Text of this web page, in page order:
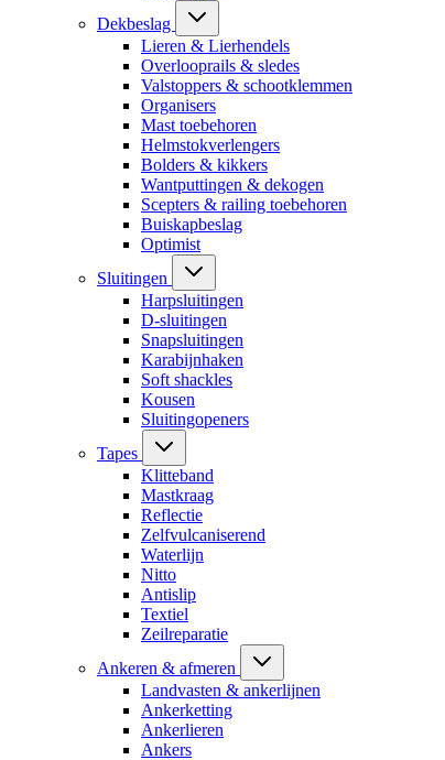
Dekbeslag
Lieren & Lierhendels
Overlooprails & sledes
Valstoppers & schootklemmen
Organisers
Mast toebehoren
Helmstokverlengers
Bolders & kikkers
Wantputtingen & dekogen
Scepters & railing toebehoren
Buiskapbeslag
Optimist
Sluitingen
Harpsluitingen
D-sluitingen
Snapsluitingen
Karabijnhaken
Soft shackles
Kousen
Sluitingopeners
Tapes
Klitteband
Mastkraag
Reflectie
Zelfvulcaniserend
Waterlijn
Nitto
Antislip
Textiel
Zeilreparatie
Ankeren & afmeren
Landvasten & ankerlijnen
Ankerketting
Ankerlieren
Ankers